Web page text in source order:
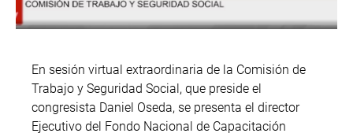
En sesión virtual extraordinaria de la Comisión de
Trabajo y Seguridad Social, que preside el
congresista Daniel Oseda, se presenta el director
Ejecutivo del Fondo Nacional de Capacitación